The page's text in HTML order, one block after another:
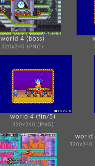
world 4 (boss)
320x240 (PNG)
world 4 (fin/5)
320x240 (PNG)
world
320x240